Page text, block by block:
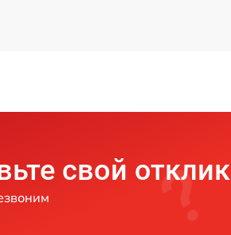
свой отклик